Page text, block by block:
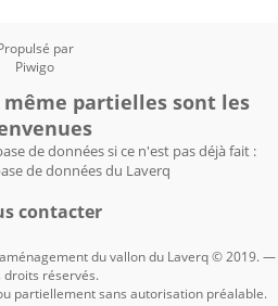
par
Piwigo
partielles sont les
de données si ce n'est pas déjà fait :
de données du Laverq
contacter
du vallon du Laverq © 2019. —
droits réservés.
partiellement sans autorisation préalable.